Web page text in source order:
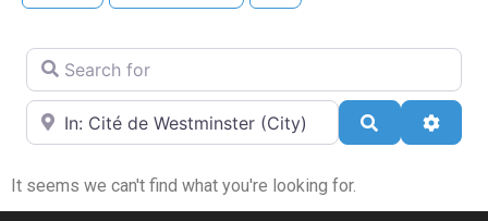
Search for
Near
Search
It seems we can't find what you're looking for.